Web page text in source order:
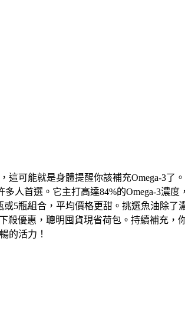
可能就是身體提醒你該補充Omega-3
人首選。它主打高達84%的Omega-3濃
5瓶組合，平均價格更甜。挑選魚油除
殺優惠，聰明囤貨現省荷包。持續補充
的活力！